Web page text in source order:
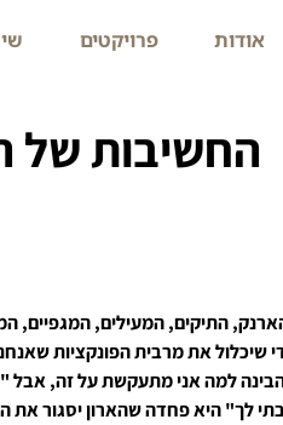
אודות פרויקטים
החשיבות של
התיקים, המעילים, המגפיים,
שיכלול את מרבית הפונקציות
למה אני מתעקשת על זה, אבל
לך" היא פחדה שהארון יסגור את